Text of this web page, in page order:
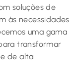
soluções de
às necessidades
uma gama
transformar
de alta